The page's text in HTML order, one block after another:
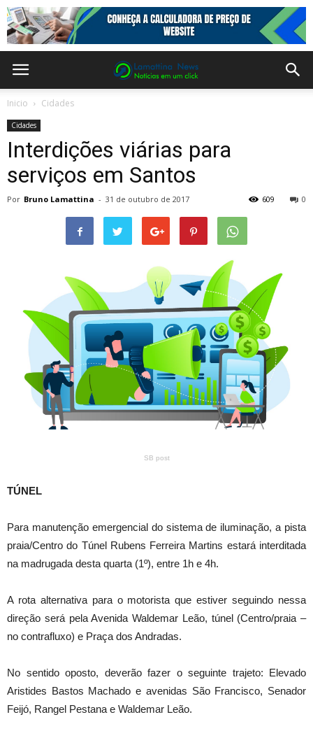
Inicio Cidades
Cidades
Interdições viárias para
serviços em Santos
Por Bruno Lamattina - 31 de outubro de 2017 0
609
SB post
TÚNEL
Para manutenção emergencial do sistema de iluminação, a pista
praia/Centro do Túnel Rubens Ferreira Martins estará interditada
na madrugada desta quarta (1º), entre 1h e 4h.
A rota alternativa para o motorista que estiver seguindo nessa
direção será pela Avenida Waldemar Leão, túnel (Centro/praia –
no contrafluxo) e Praça dos Andradas.
No sentido oposto, deverão fazer o seguinte trajeto: Elevado
Aristides Bastos Machado e avenidas São Francisco, Senador
Feijó, Rangel Pestana e Waldemar Leão.